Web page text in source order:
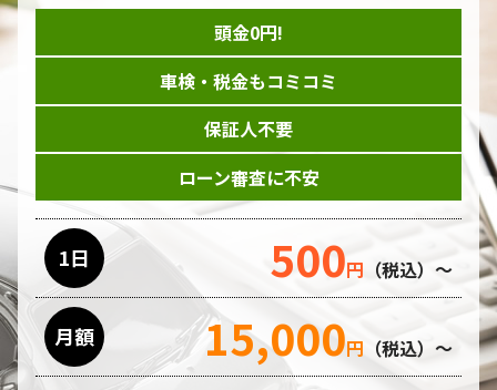
頭金0円!
車検・税金もコミコミ
保証人不要
ローン審査に不安
1日 500円 （税込）～
月額 15,000円 （税込）～